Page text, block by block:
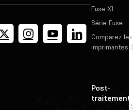
Fuse X1
Série Fuse
Comparez les
imprimantes
Post-
traitement